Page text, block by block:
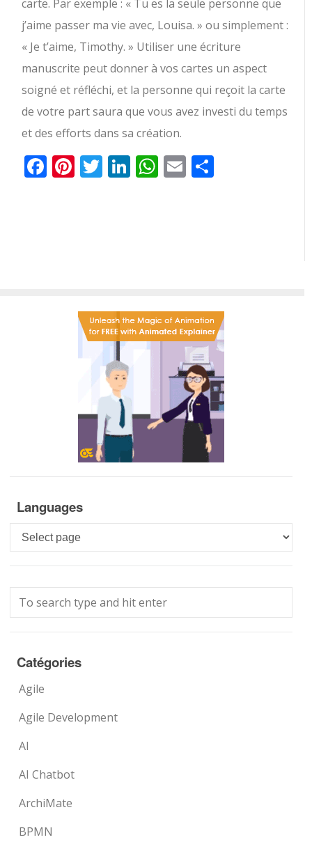
carte. Par exemple : « Tu es la seule personne que
j’aime passer ma vie avec, Louisa. » ou simplement :
« Je t’aime, Timothy. » Utiliser une écriture
manuscrite peut donner à vos cartes un aspect
soigné et réfléchi, et la personne qui reçoit la carte
de votre part saura que vous avez investi du temps
et des efforts dans sa création.
Facebook
Pinterest
Twitter
LinkedIn
WhatsApp
Email
Languages
Languages
Catégories
Agile
Agile Development
AI
AI Chatbot
ArchiMate
BPMN